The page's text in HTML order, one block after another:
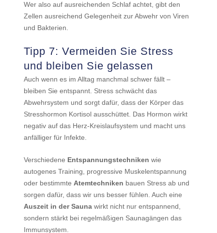
Wer also auf ausreichenden Schlaf achtet, gibt den
Zellen ausreichend Gelegenheit zur Abwehr von Viren
und Bakterien.
Tipp 7: Vermeiden Sie Stress
und bleiben Sie gelassen
Auch wenn es im Alltag manchmal schwer fällt –
bleiben Sie entspannt. Stress schwächt das
Abwehrsystem und sorgt dafür, dass der Körper das
Stresshormon Kortisol ausschüttet. Das Hormon wirkt
negativ auf das Herz-Kreislaufsystem und macht uns
anfälliger für Infekte.
Verschiedene Entspannungstechniken wie
autogenes Training, progressive Muskelentspannung
oder bestimmte Atemtechniken bauen Stress ab und
sorgen dafür, dass wir uns besser fühlen. Auch eine
Auszeit in der Saunawirkt nicht nur entspannend,
sondern stärkt bei regelmäßigen Saunagängen das
Immunsystem.